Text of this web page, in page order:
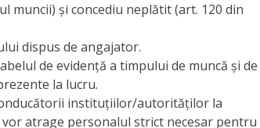
muncii) și concediu neplătit (art. 120 din
dispus de angajator.
de evidență a timpului de muncă și de
la lucru.
instituțiilor/autorităților la
atrage personalul strict necesar pentru